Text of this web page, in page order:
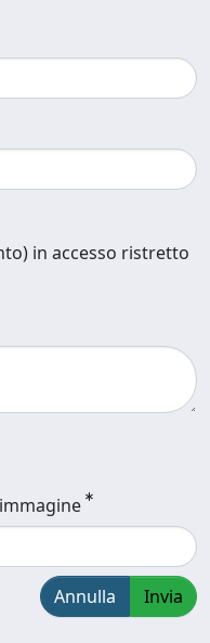
in accesso ristretto
Annulla Invia